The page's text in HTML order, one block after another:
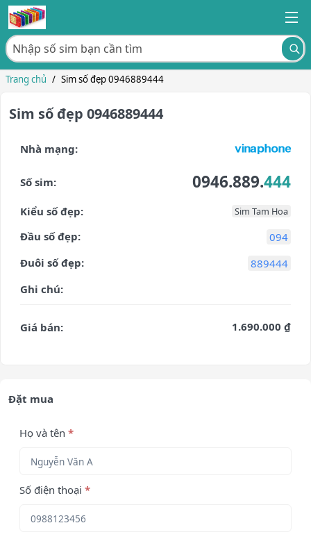
Trang chủ / Sim số đẹp 0946889444
Sim số đẹp 0946889444
Nhà mạng:
Số sim: 0946.889.444
Kiểu số đẹp: Sim Tam Hoa
Đầu số đẹp:
094
Đuôi số đẹp:
889444
Ghi chú:
Giá bán: 1.690.000 ₫
Đặt mua
Họ và tên *
Số điện thoại *